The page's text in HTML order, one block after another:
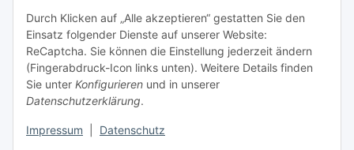
Durch Klicken auf „Alle akzeptieren“ gestatten Sie den
Einsatz folgender Dienste auf unserer Website:
ReCaptcha. Sie können die Einstellung jederzeit ändern
(Fingerabdruck-Icon links unten). Weitere Details finden
Sie unter Konfigurieren und in unserer
Datenschutzerklärung.
Impressum Datenschutz